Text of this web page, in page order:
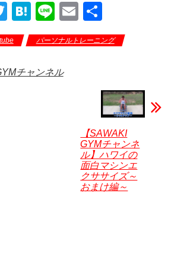
T
wi
tt
er
H
at
e
n
Li
n
e
E
m
ail
有
パーソナルトレーニング
チャンネル
【SAWAKI
GYMチャンネ
ル】ハワイの
面白マシンエ
クササイズ～
おまけ編～